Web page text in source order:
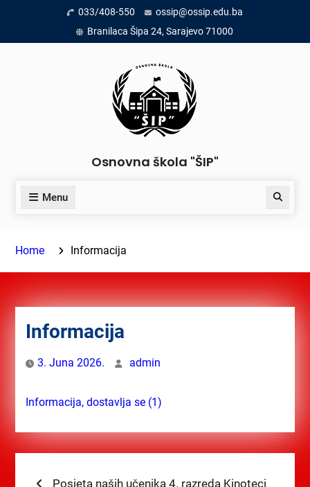
content
033/408-550
ossip@ossip.edu.ba
Branilaca Šipa 24, Sarajevo 71000
Osnovna škola "ŠIP"
Menu Search
Home Informacija
Informacija
3. Juna 2026. admin
Informacija, dostavlja se (1)
Previous
Posjeta naših učenika 4. razreda Kinoteci